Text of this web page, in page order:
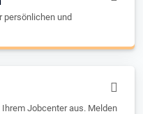
persönlichen und
Jobcenter aus. Melden